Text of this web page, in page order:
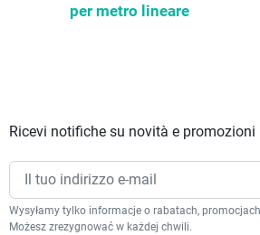
per metro lineare
Ricevi notifiche su novità e promozioni
Wysyłamy tylko informacje o rabatach,
Możesz zrezygnować w każdej chwili.